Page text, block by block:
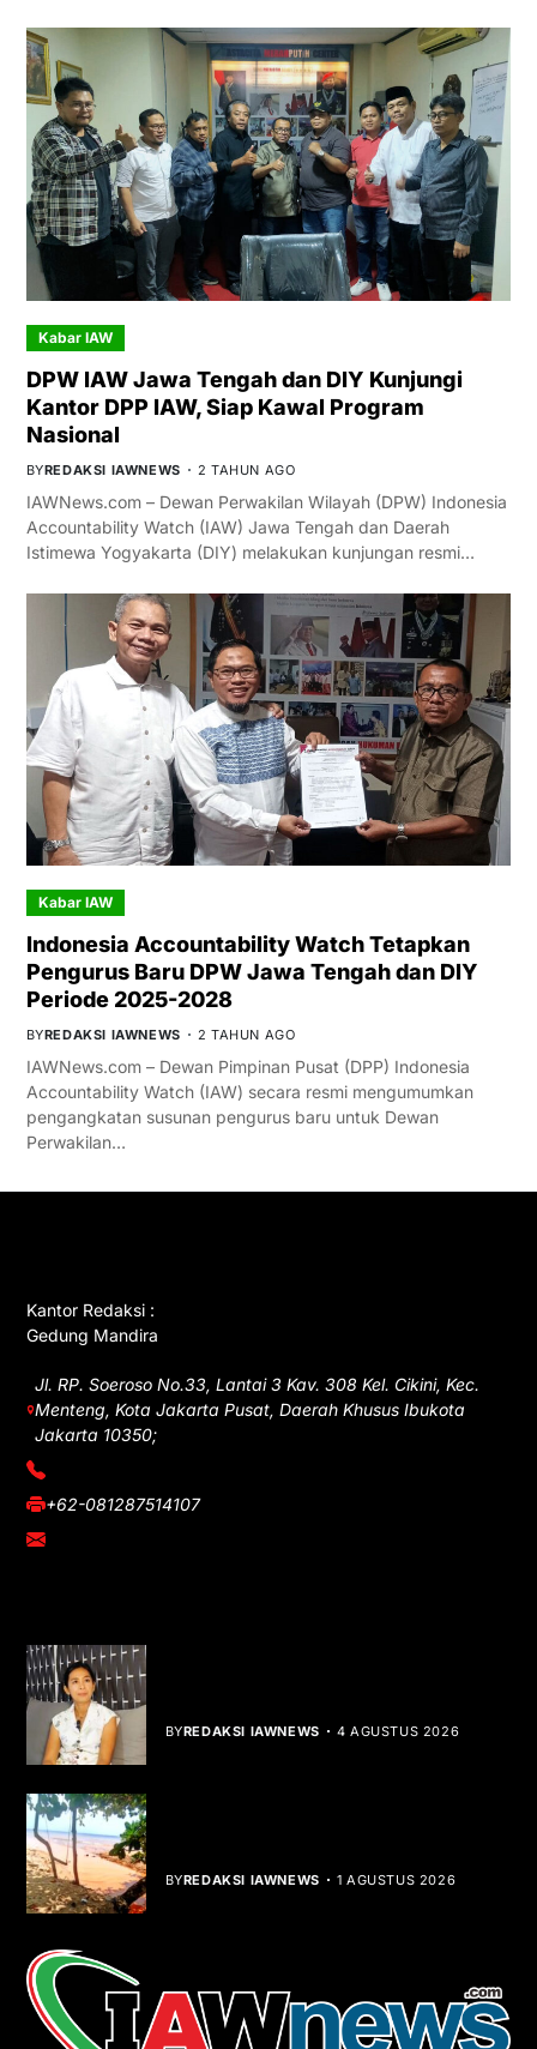
Kabar IAW
DPW IAW Jawa Tengah dan DIY Kunjungi
Kantor DPP IAW, Siap Kawal Program
Nasional
BYREDAKSI IAWNEWS 2 TAHUN AGO
IAWNews.com – Dewan Perwakilan Wilayah (DPW) Indonesia
Accountability Watch (IAW) Jawa Tengah dan Daerah
Istimewa Yogyakarta (DIY) melakukan kunjungan resmi…
Kabar IAW
Indonesia Accountability Watch Tetapkan
Pengurus Baru DPW Jawa Tengah dan DIY
Periode 2025-2028
BYREDAKSI IAWNEWS 2 TAHUN AGO
IAWNews.com – Dewan Pimpinan Pusat (DPP) Indonesia
Accountability Watch (IAW) secara resmi mengumumkan
pengangkatan susunan pengurus baru untuk Dewan
Perwakilan…
Kantor Redaksi :
Gedung Mandira
Jl. RP. Soeroso No.33, Lantai 3 Kav. 308 Kel. Cikini, Kec.
Menteng, Kota Jakarta Pusat, Daerah Khusus Ibukota
Jakarta 10350;
(021) 3908026
+62-081287514107
adm@iawnews.com
BYREDAKSI IAWNEWS 4 AGUSTUS 2026
BYREDAKSI IAWNEWS 1 AGUSTUS 2026